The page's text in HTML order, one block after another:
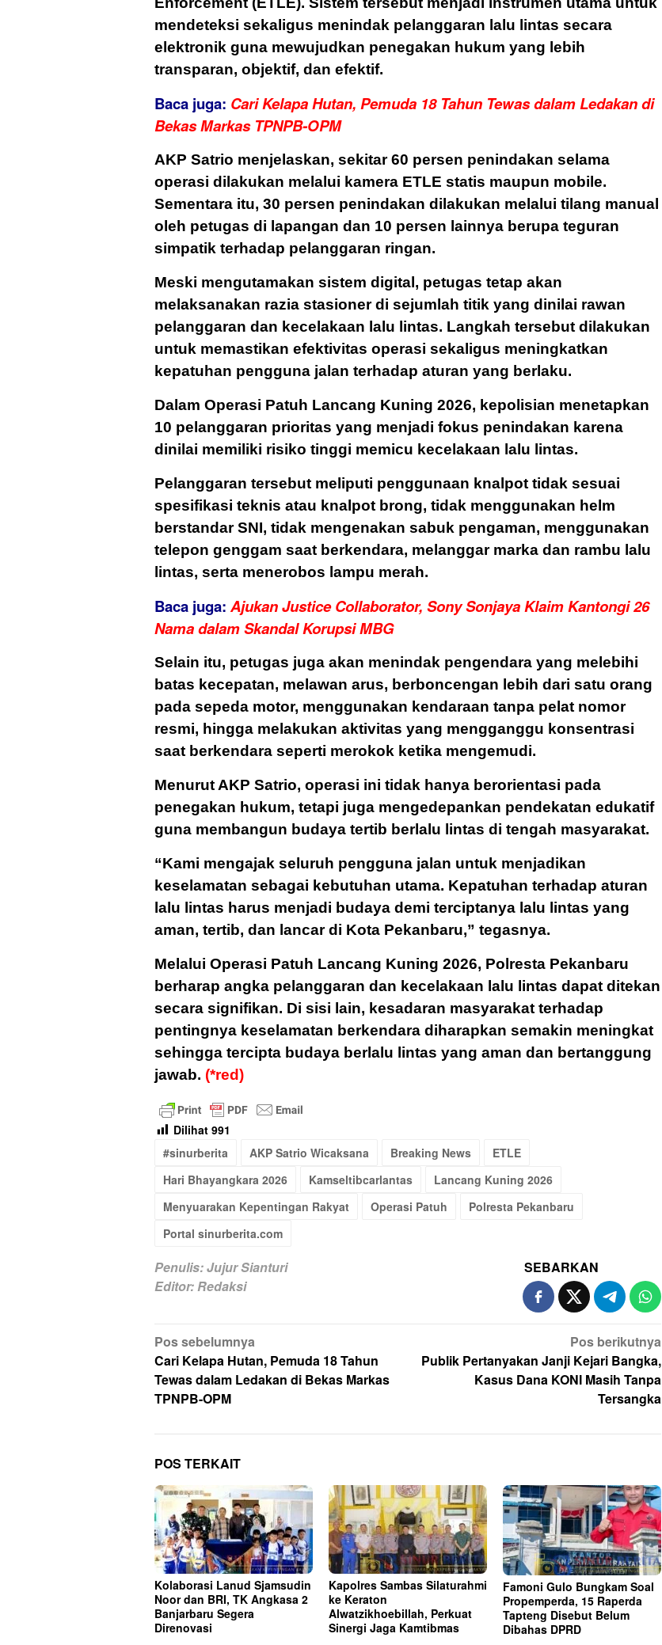
mendeteksi sekaligus menindak pelanggaran lalu lintas secara
elektronik guna mewujudkan penegakan hukum yang lebih
transparan, objektif, dan efektif.
Baca juga: Cari Kelapa Hutan, Pemuda 18 Tahun Tewas dalam Ledakan di
Bekas Markas TPNPB-OPM
AKP Satrio menjelaskan, sekitar 60 persen penindakan selama
operasi dilakukan melalui kamera ETLE statis maupun mobile.
Sementara itu, 30 persen penindakan dilakukan melalui tilang manual
oleh petugas di lapangan dan 10 persen lainnya berupa teguran
simpatik terhadap pelanggaran ringan.
Meski mengutamakan sistem digital, petugas tetap akan
melaksanakan razia stasioner di sejumlah titik yang dinilai rawan
pelanggaran dan kecelakaan lalu lintas. Langkah tersebut dilakukan
untuk memastikan efektivitas operasi sekaligus meningkatkan
kepatuhan pengguna jalan terhadap aturan yang berlaku.
Dalam Operasi Patuh Lancang Kuning 2026, kepolisian menetapkan
10 pelanggaran prioritas yang menjadi fokus penindakan karena
dinilai memiliki risiko tinggi memicu kecelakaan lalu lintas.
Pelanggaran tersebut meliputi penggunaan knalpot tidak sesuai
spesifikasi teknis atau knalpot brong, tidak menggunakan helm
berstandar SNI, tidak mengenakan sabuk pengaman, menggunakan
telepon genggam saat berkendara, melanggar marka dan rambu lalu
lintas, serta menerobos lampu merah.
Baca juga: Ajukan Justice Collaborator, Sony Sonjaya Klaim Kantongi 26
Nama dalam Skandal Korupsi MBG
Selain itu, petugas juga akan menindak pengendara yang melebihi
batas kecepatan, melawan arus, berboncengan lebih dari satu orang
pada sepeda motor, menggunakan kendaraan tanpa pelat nomor
resmi, hingga melakukan aktivitas yang mengganggu konsentrasi
saat berkendara seperti merokok ketika mengemudi.
Menurut AKP Satrio, operasi ini tidak hanya berorientasi pada
penegakan hukum, tetapi juga mengedepankan pendekatan edukatif
guna membangun budaya tertib berlalu lintas di tengah masyarakat.
“Kami mengajak seluruh pengguna jalan untuk menjadikan
keselamatan sebagai kebutuhan utama. Kepatuhan terhadap aturan
lalu lintas harus menjadi budaya demi terciptanya lalu lintas yang
aman, tertib, dan lancar di Kota Pekanbaru,” tegasnya.
Melalui Operasi Patuh Lancang Kuning 2026, Polresta Pekanbaru
berharap angka pelanggaran dan kecelakaan lalu lintas dapat ditekan
secara signifikan. Di sisi lain, kesadaran masyarakat terhadap
pentingnya keselamatan berkendara diharapkan semakin meningkat
sehingga tercipta budaya berlalu lintas yang aman dan bertanggung
jawab. (*red)
Dilihat 991
#sinurberita
AKP Satrio Wicaksana Breaking News
ETLE
Hari Bhayangkara 2026
Kamseltibcarlantas
Lancang Kuning 2026
Menyuarakan Kepentingan Rakyat
Operasi Patuh
Polresta Pekanbaru
Portal sinurberita.com
Penulis: Jujur Sianturi
Editor: Redaksi
SEBARKAN
Navigasi
pos
Pos sebelumnya
Cari Kelapa Hutan, Pemuda 18 Tahun
Tewas dalam Ledakan di Bekas Markas
TPNPB-OPM
Pos berikutnya
Publik Pertanyakan Janji Kejari Bangka,
Kasus Dana KONI Masih Tanpa
Tersangka
POS TERKAIT
Kolaborasi Lanud Sjamsudin
Noor dan BRI, TK Angkasa 2
Banjarbaru Segera
Direnovasi
Kapolres Sambas Silaturahmi
ke Keraton
Alwatzikhoebillah, Perkuat
Sinergi Jaga Kamtibmas
Famoni Gulo Bungkam Soal
Propemperda, 15 Raperda
Tapteng Disebut Belum
Dibahas DPRD